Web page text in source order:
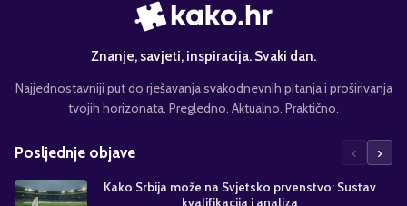
Znanje, savjeti, inspiracija. Svaki dan.
Najjednostavniji put do rješavanja svakodnevnih pitanja i proširivanja
tvojih horizonata. Pregledno. Aktualno. Praktično.
Posljednje objave ‹ ›
Kako Srbija može na Svjetsko prvenstvo: Sustav
kvalifikacija i analiza